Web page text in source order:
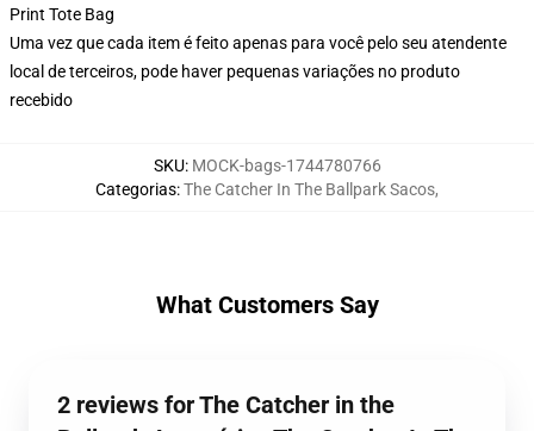
Print Tote Bag
Uma vez que cada item é feito apenas para você pelo seu atendente
local de terceiros, pode haver pequenas variações no produto
recebido
SKU: MOCK-bags-1744780766
Categorias:The Catcher In The Ballpark Sacos,
What Customers Say
2 reviews for The Catcher in the